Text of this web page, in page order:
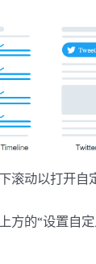
滚动以打开自
方的“设置自定